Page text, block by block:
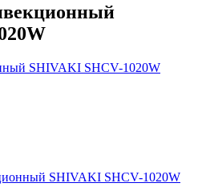
SHIVAKI SHCV-1020W